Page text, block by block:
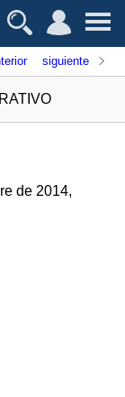
siguiente
de 2014,